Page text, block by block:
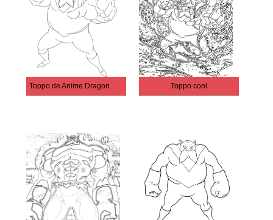
Toppo de Anime Dragon Ball Super Toppo cool